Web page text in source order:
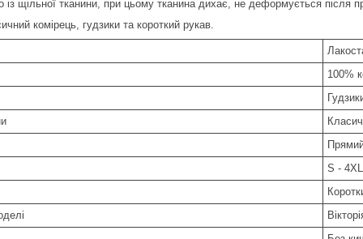
щільної тканини, при цьому тканина дихає, не деформується після
комірець, гудзики та короткий рукав.
100%
S - 4XL